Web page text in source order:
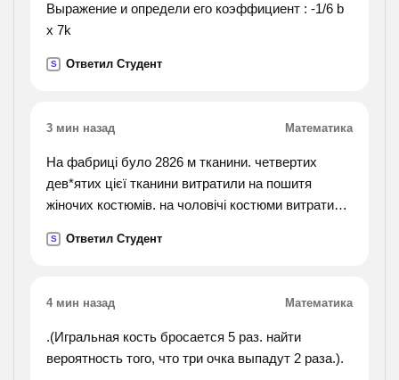
Выражение и определи его коэффициент : -1/6 b
х 7k
S Ответил Студент
3 мин назад Математика
На фабриці було 2826 м тканини. четвертих
дев*ятих цієї тканини витратили на пошитя
жіночих костюмів. на чоловічі костюми витратили
жіночі костюми. скільки тканини пішло на
S Ответил Студент
4 мин назад Математика
.(Игральная кость бросается 5 раз. найти
вероятность того, что три очка выпадут 2 раза.).